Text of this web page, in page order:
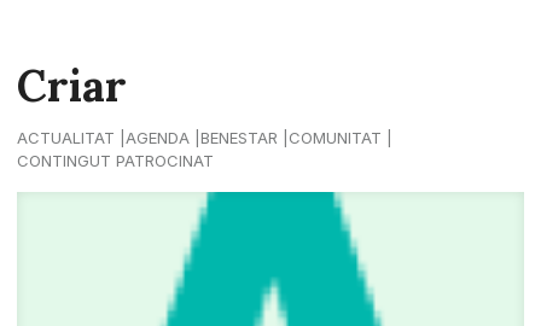
Criar
ACTUALITAT AGENDA BENESTAR
COMUNITAT
CONTINGUT PATROCINAT